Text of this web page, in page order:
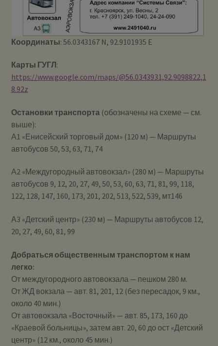
Координаты: 56.0343167 N, 92.9101935 E
Карты ГУГЛ:
https://www.google.com/maps/@56.0343931,92.9098822,1
8.92z
Остановки транспорта(обозначены на схеме — см.
выше):
А1 «Енисейский торговый дом» (120 м) — Маршруты
автобусов 50, 53, 63, 71, 74
А2 «Междугородный автовокзал» (280 м) — Маршруты
автобусов 9, 12, 20, 27, 49, 50, 53, 60, 63, 71, 81, 99, 118,
122, 128, 147, 160, 173, 201, 202, 513, 522, 539, мт146
А3 «Детский центр» (230 м) — Маршруты автобусов 12,
20, 27, 49, 60, 81, 99
Добраться общественным транспортом к нам
легко:
От междугородного автовокзала — пешком 280 м.
От ЖД вокзала — авт. 81, 201, 12 (без пересадок, 9 км.,
около 40 мин.)
От автовокзала «Восточный» — авт. 85, 173, 160 до
«Краевой больницы», затем авт. 20, 60 до ост «Детский
центр» (12 км., около 45 мин.)